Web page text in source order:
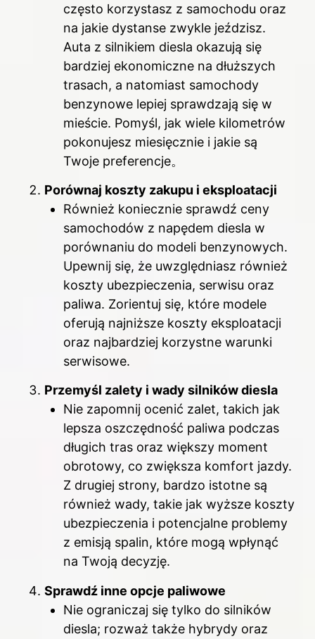
często korzystasz z samochodu oraz
na jakie dystanse zwykle jeździsz.
Auta z silnikiem diesla okazują się
bardziej ekonomiczne na dłuższych
trasach, a natomiast samochody
benzynowe lepiej sprawdzają się w
mieście. Pomyśl, jak wiele kilometrów
pokonujesz miesięcznie i jakie są
Twoje preferencje。
Porównaj koszty zakupu i eksploatacji
Również koniecznie sprawdź ceny
samochodów z napędem diesla w
porównaniu do modeli benzynowych.
Upewnij się, że uwzględniasz również
koszty ubezpieczenia, serwisu oraz
paliwa. Zorientuj się, które modele
oferują najniższe koszty eksploatacji
oraz najbardziej korzystne warunki
serwisowe.
Przemyśl zalety i wady silników diesla
Nie zapomnij ocenić zalet, takich jak
lepsza oszczędność paliwa podczas
długich tras oraz większy moment
obrotowy, co zwiększa komfort jazdy.
Z drugiej strony, bardzo istotne są
również wady, takie jak wyższe koszty
ubezpieczenia i potencjalne problemy
z emisją spalin, które mogą wpłynąć
na Twoją decyzję.
Sprawdź inne opcje paliwowe
Nie ograniczaj się tylko do silników
diesla; rozważ także hybrydy oraz